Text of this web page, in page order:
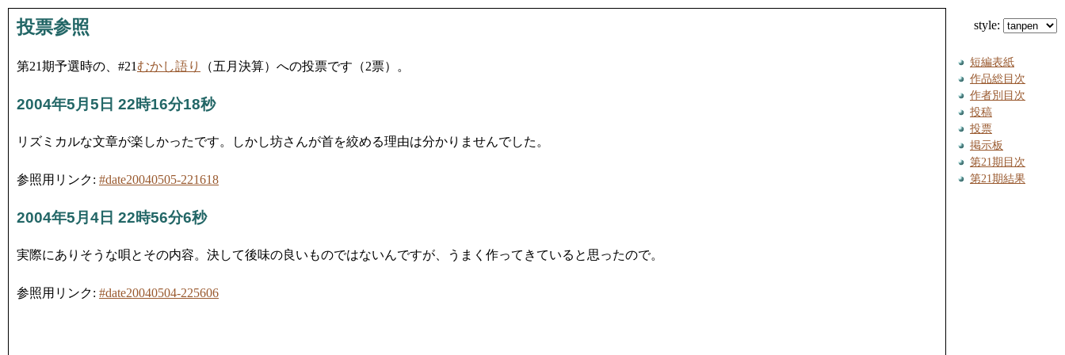
style:
投票参照
第21期予選時の、#21 むかし語り （五月決算）への投票です（2票）。
2004年5月5日 22時16分18秒
リズミカルな文章が楽しかったです。しかし坊さんが首を絞める理由は分かりませんでした。
参照用リンク: #date20040505-221618
2004年5月4日 22時56分6秒
実際にありそうな唄とその内容。決して後味の良いものではないんですが、うまく作ってきていると思ったので。
参照用リンク: #date20040504-225606
短編表紙
作品総目次
作者別目次
投稿
投票
掲示板
第21期目次
第21期結果